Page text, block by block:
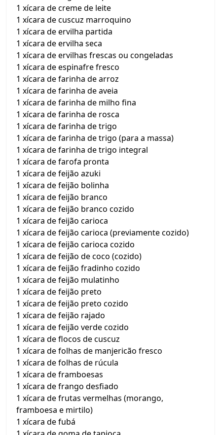
1 xícara de creme de leite
1 xícara de cuscuz marroquino
1 xícara de ervilha partida
1 xícara de ervilha seca
1 xícara de ervilhas frescas ou congeladas
1 xícara de espinafre fresco
1 xícara de farinha de arroz
1 xícara de farinha de aveia
1 xícara de farinha de milho fina
1 xícara de farinha de rosca
1 xícara de farinha de trigo
1 xícara de farinha de trigo (para a massa)
1 xícara de farinha de trigo integral
1 xícara de farofa pronta
1 xícara de feijão azuki
1 xícara de feijão bolinha
1 xícara de feijão branco
1 xícara de feijão branco cozido
1 xícara de feijão carioca
1 xícara de feijão carioca (previamente cozido)
1 xícara de feijão carioca cozido
1 xícara de feijão de coco (cozido)
1 xícara de feijão fradinho cozido
1 xícara de feijão mulatinho
1 xícara de feijão preto
1 xícara de feijão preto cozido
1 xícara de feijão rajado
1 xícara de feijão verde cozido
1 xícara de flocos de cuscuz
1 xícara de folhas de manjericão fresco
1 xícara de folhas de rúcula
1 xícara de framboesas
1 xícara de frango desfiado
1 xícara de frutas vermelhas (morango,
framboesa e mirtilo)
1 xícara de fubá